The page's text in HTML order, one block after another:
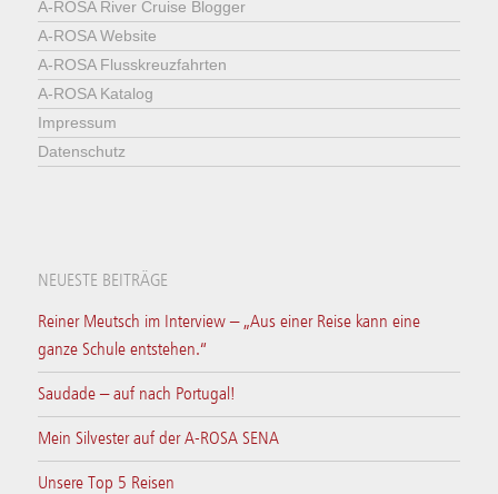
A-ROSA River Cruise Blogger
A-ROSA Website
A-ROSA Flusskreuzfahrten
A-ROSA Katalog
Impressum
Datenschutz
NEUESTE BEITRÄGE
Reiner Meutsch im Interview – „Aus einer Reise kann eine
ganze Schule entstehen.“
Saudade – auf nach Portugal!
Mein Silvester auf der A-ROSA SENA
Unsere Top 5 Reisen